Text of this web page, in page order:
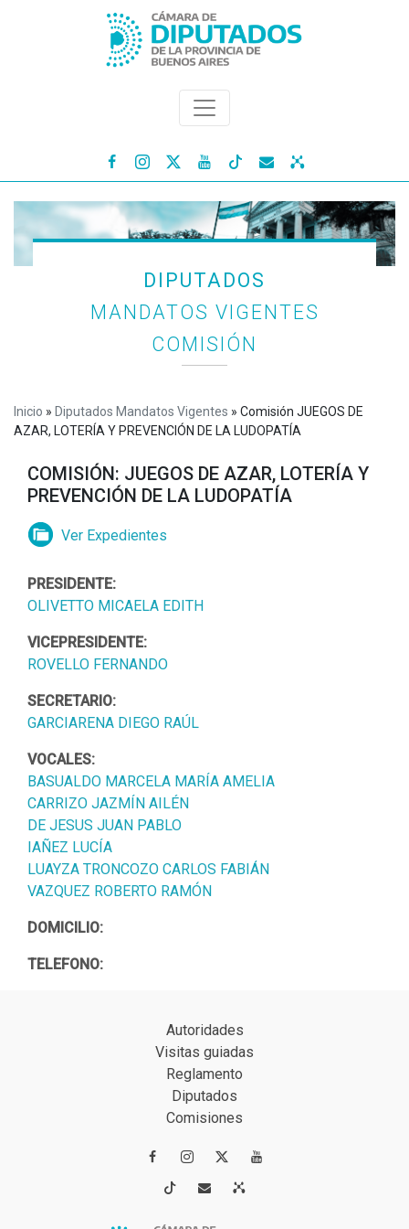
   
DIPUTADOS
MANDATOS VIGENTES
COMISIÓN
Inicio » Diputados Mandatos Vigentes » Comisión JUEGOS DE
AZAR, LOTERÍA Y PREVENCIÓN DE LA LUDOPATÍA
COMISIÓN: JUEGOS DE AZAR, LOTERÍA Y
PREVENCIÓN DE LA LUDOPATÍA
Ver Expedientes
PRESIDENTE:
OLIVETTO MICAELA EDITH
VICEPRESIDENTE:
ROVELLO FERNANDO
SECRETARIO:
GARCIARENA DIEGO RAÚL
VOCALES:
BASUALDO MARCELA MARÍA AMELIA
CARRIZO JAZMÍN AILÉN
DE JESUS JUAN PABLO
IAÑEZ LUCÍA
LUAYZA TRONCOZO CARLOS FABIÁN
VAZQUEZ ROBERTO RAMÓN
DOMICILIO:
TELEFONO:
Autoridades
Visitas guiadas
Reglamento
Diputados
Comisiones
 
 